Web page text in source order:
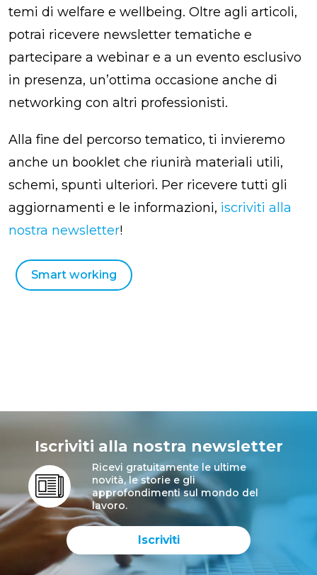
temi di welfare e wellbeing. Oltre agli articoli,
potrai ricevere newsletter tematiche e
partecipare a webinar e a un evento esclusivo
in presenza, un’ottima occasione anche di
networking con altri professionisti.
Alla fine del percorso tematico, ti invieremo
anche un booklet che riunirà materiali utili,
schemi, spunti ulteriori. Per ricevere tutti gli
aggiornamenti e le informazioni, iscriviti alla
nostra newsletter!
Smart working
Iscriviti alla nostra newsletter
Ricevi gratuitamente le ultime
novità, le storie e gli
approfondimenti sul mondo del
lavoro.
Iscriviti